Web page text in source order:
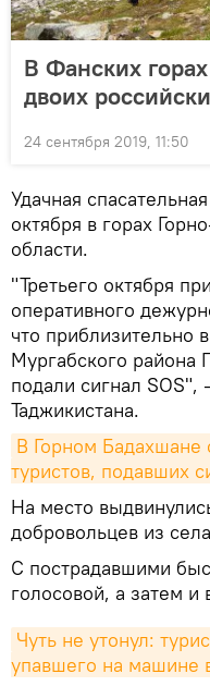
В Фанских
двоих
24 сентября 2019, 11:50
Удачная
октября в горах
области.
"Третьего октября
оперативного
что приблизительно
Мургабского района
подали сигнал
Таджикистана.
В Горном Бадахшане
туристов, подавших
На место
добровольцев из
С пострадавшими
голосовой, а затем и
Чуть не утонул:
упавшего на машине